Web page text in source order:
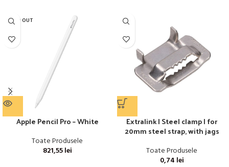
SOLD OUT
Apple Pencil Pro – White
Toate Produsele
821,55lei
Extralink | Steel clamp | for
20mm steel strap, with jags
Toate Produsele
0,74 lei